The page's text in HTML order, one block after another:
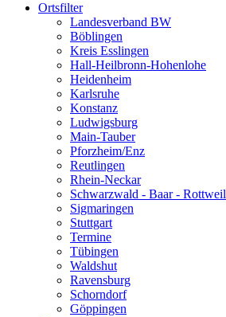
Ortsfilter
Landesverband BW
Böblingen
Kreis Esslingen
Hall-Heilbronn-Hohenlohe
Heidenheim
Karlsruhe
Konstanz
Ludwigsburg
Main-Tauber
Pforzheim/Enz
Reutlingen
Rhein-Neckar
Schwarzwald - Baar - Rottweil
Sigmaringen
Stuttgart
Termine
Tübingen
Waldshut
Ravensburg
Schorndorf
Göppingen